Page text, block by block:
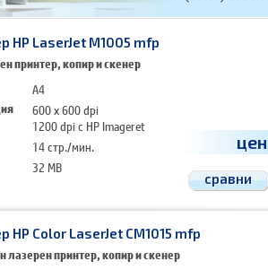
HP LaserJet M1005 mfp
принтер, копир и скенер
A4
600 x 600 dpi
1200 dpi с HP Imageret
14 стр./мин.
32 MB
сравни
HP Color LaserJet CM1015 mfp
лазерен принтер, копир и скенер